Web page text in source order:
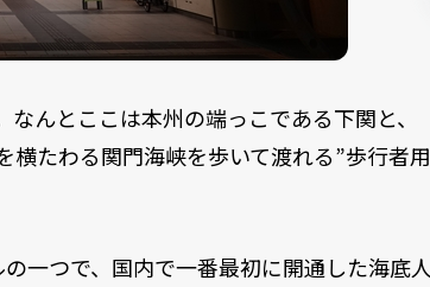
んとここは本州の端っこである下関と、
たわる関門海峡を歩いて渡れる”歩行者用
一つで、国内で一番最初に開通した海底人